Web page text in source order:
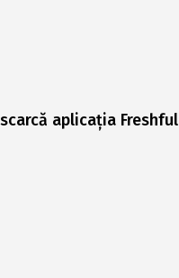
aplicația Freshful